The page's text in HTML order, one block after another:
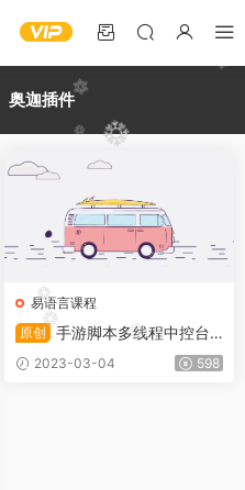
奥迦插件
易语言课程
原创
手游脚本多线程中控台
开发详解易语言篇(2021)
2023-03-04 598